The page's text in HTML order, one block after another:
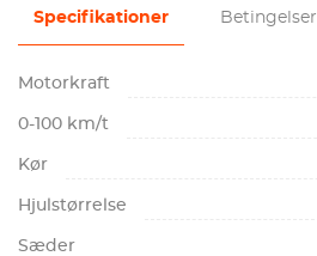
Specifikationer Betingelser
Motorkraft
0-100 km/t
Kør
Hjulstørrelse
Sæder